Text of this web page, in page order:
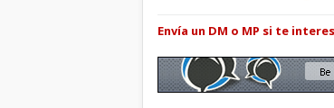
Envía un DM o MP si te